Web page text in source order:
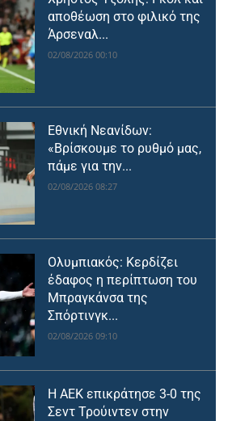
αποθέωση στο φιλικό της
Άρσεναλ...
02/08/2026 00:10
Εθνική Νεανίδων:
«Βρίσκουμε το ρυθμό μας,
πάμε για την...
02/08/2026 08:27
Ολυμπιακός: Κερδίζει
έδαφος η περίπτωση του
Μπραγκάνσα της
Σπόρτινγκ...
02/08/2026 09:10
Η ΑΕΚ επικράτησε 3-0 της
Σεντ Τρούιντεν στην